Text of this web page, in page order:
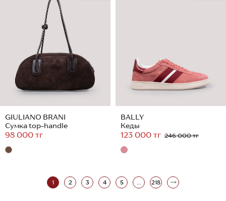
GIULIANO BRANI
Сумка top-handle
98 000 тг
BALLY
Кеды
123 000 тг 246 000 тг
1 2 3 4 5 ... 218